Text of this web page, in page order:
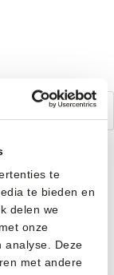
te
te bieden en
delen we
onze
analyse. Deze
met andere
in